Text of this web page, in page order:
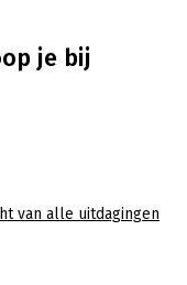
je bij
van alle uitdagingen